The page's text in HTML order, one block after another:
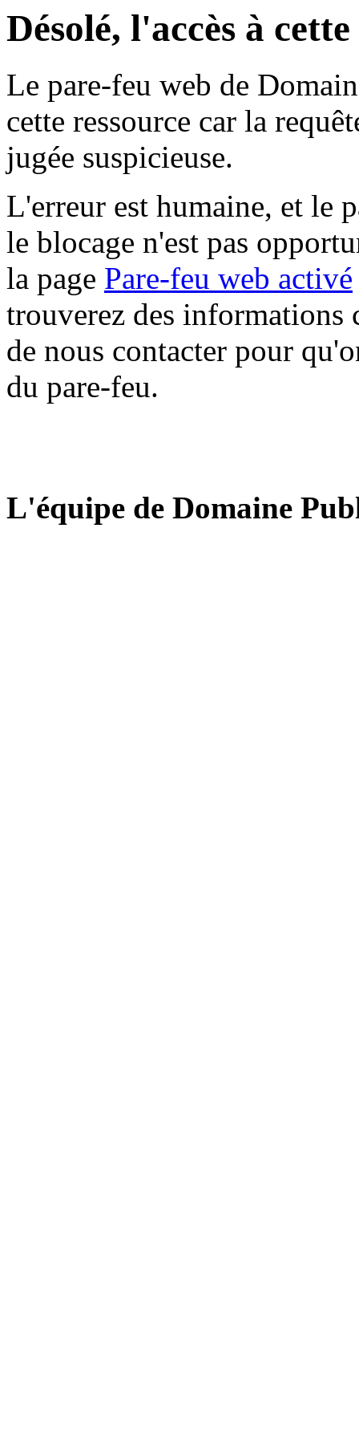
Désolé, l'accès à
Le pare-feu web de
cette ressource car la
jugée suspicieuse.
L'erreur est humaine, et le
le blocage n'est pas
la page Pare-feu web activé
trouverez des informations
de nous contacter pour
du pare-feu.
L'équipe de Domaine